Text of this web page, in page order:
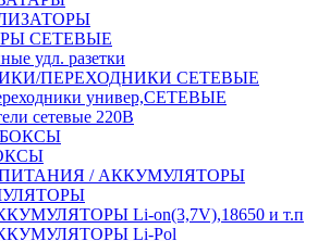
СЕТЕВЫЕ
удл. разетки
ПЕРЕХОДНИКИ СЕТЕВЫЕ
универ,СЕТЕВЫЕ
сетевые 220В
/ АККУМУЛЯТОРЫ
Li-on(3,7V),18650 и т.п
Li-Pol